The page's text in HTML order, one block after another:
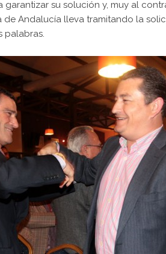
su solución y, muy al
de Andalucía lleva tramitando la
palabras.